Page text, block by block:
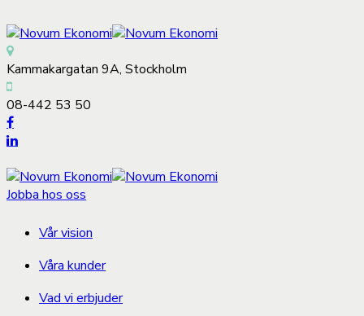
Kammakargatan 9A, Stockholm
08-442 53 50
Jobba hos oss
Vår vision
Våra kunder
Vad vi erbjuder